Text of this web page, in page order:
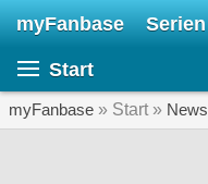
myFanbase Serien
Start
myFanbase » Start » News